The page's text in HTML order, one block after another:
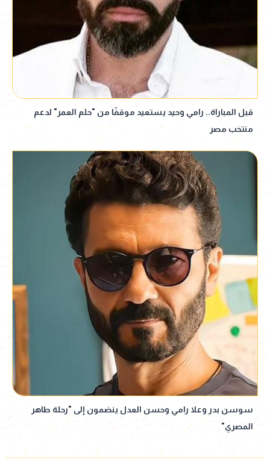
قبل المباراة.. رامي وحيد يستعيد موقفًا من "حلم العمر" لدعم
منتخب مصر
سوسن بدر وعلا رامي وحسن العدل ينضمون إلى "رحلة طاهر
المصري"